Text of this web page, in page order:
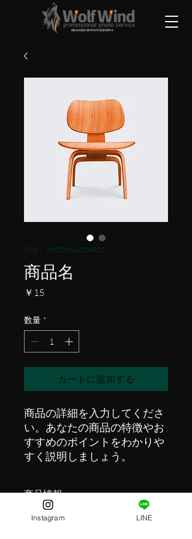
KIDA KAZUYA PHOTOGRAPHY
SKU： 36523641234523
商品名
￥15
数量 *
カートに追加する
商品の詳細を入力してくださ
い。あなたの商品の特徴やお
すすめのポイントをわかりや
すく説明しましょう。
商品情報
商品の詳細を入力してください。サイ
Instagram LINE